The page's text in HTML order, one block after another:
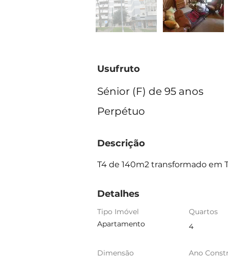
Usufruto
Sénior (F) de 95 anos
Perpétuo
Descrição
T4 de 140m2 transformado em
Detalhes
Tipo Imóvel
Apartamento
Quartos
4
Dimensão
Ano